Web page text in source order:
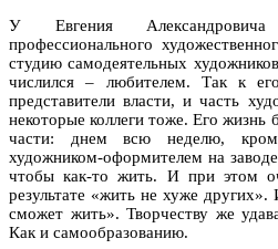
У Евгения
профессионального
студию самодеятельных
числился – любителем. Так к
представители власти, и часть
некоторые коллеги тоже. Его жизнь
части: днем всю неделю,
художником-оформителем на
чтобы как-то жить. И при этом
результате «жить не хуже
сможет жить». Творчеству же
Как и самообразованию.